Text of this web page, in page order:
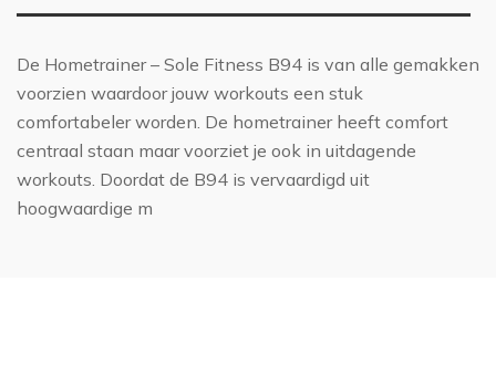
De Hometrainer – Sole Fitness B94 is van alle gemakken
voorzien waardoor jouw workouts een stuk
comfortabeler worden. De hometrainer heeft comfort
centraal staan maar voorziet je ook in uitdagende
workouts. Doordat de B94 is vervaardigd uit
hoogwaardige m